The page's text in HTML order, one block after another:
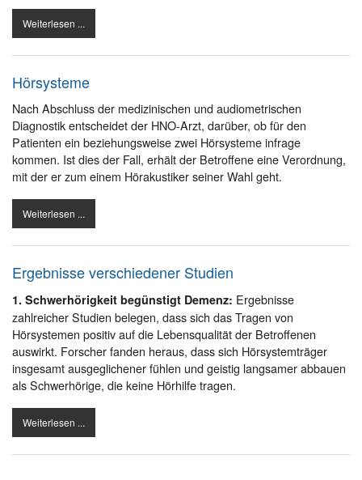
Weiterlesen ...
Hörsysteme
Nach Abschluss der medizinischen und audiometrischen
Diagnostik entscheidet der HNO-Arzt, darüber, ob für den
Patienten ein beziehungsweise zwei Hörsysteme infrage
kommen. Ist dies der Fall, erhält der Betroffene eine Verordnung,
mit der er zum einem Hörakustiker seiner Wahl geht.
Weiterlesen ...
Ergebnisse verschiedener Studien
1. Schwerhörigkeit begünstigt Demenz: Ergebnisse
zahlreicher Studien belegen, dass sich das Tragen von
Hörsystemen positiv auf die Lebensqualität der Betroffenen
auswirkt. Forscher fanden heraus, dass sich Hörsystemträger
insgesamt ausgeglichener fühlen und geistig langsamer abbauen
als Schwerhörige, die keine Hörhilfe tragen.
Weiterlesen ...